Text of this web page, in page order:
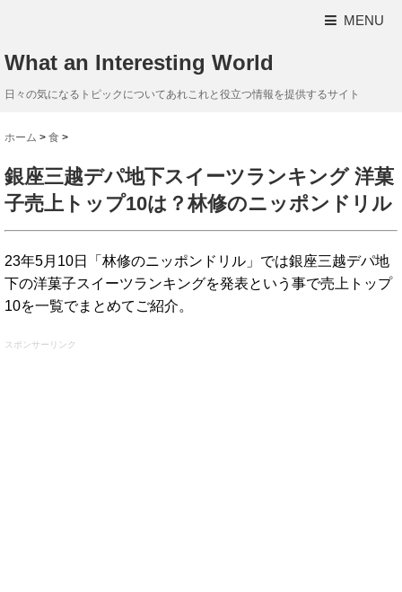
MENU
What an Interesting World
日々の気になるトピックについてあれこれと役立つ情報を提供するサイト
ホーム > 食 >
銀座三越デパ地下スイーツランキング 洋菓
子売上トップ10は？林修のニッポンドリル
23年5月10日「林修のニッポンドリル」では銀座三越デパ地
下の洋菓子スイーツランキングを発表という事で売上トップ
10を一覧でまとめてご紹介。
スポンサーリンク